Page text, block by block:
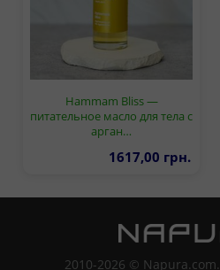
Hammam Bliss —
питательное масло для тела с
арган…
1617,00 грн.
2010-2026 ©